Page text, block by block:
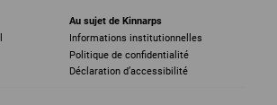
Au sujet de Kinnarps
Informations institutionnelles
Politique de confidentialité
Déclaration d’accessibilité